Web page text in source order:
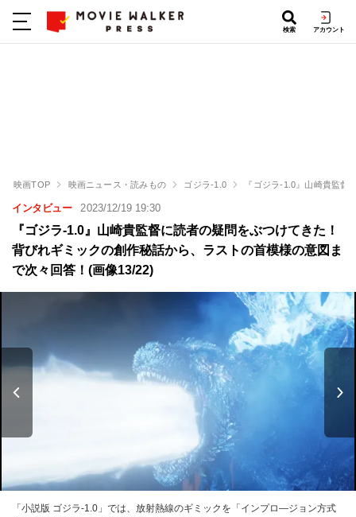
検索 アカウント
映画TOP 映画ニュース・読みもの ゴジラ-1.0 『ゴジラ-1.0』山崎貴監
インタビュー 2023/12/19 19:30
『ゴジラ-1.0』山崎貴監督に読者の疑問をぶつけてきた！
背びれギミックの創作秘話から、ラストの首模様の意図ま
で次々回答！(画像13/22)
「小説版 ゴジラ-1.0」では、放射熱線のギミックを「インプロ―ジョン方式